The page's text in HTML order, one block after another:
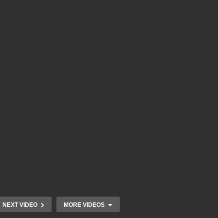
NEXT VIDEO MORE VIDEOS